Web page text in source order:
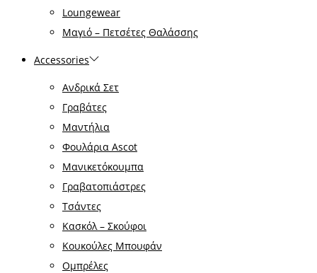
Loungewear
Μαγιό – Πετσέτες Θαλάσσης
Accessories
Ανδρικά Σετ
Γραβάτες
Μαντήλια
Φουλάρια Ascot
Μανικετόκουμπα
Γραβατοπιάστρες
Τσάντες
Κασκόλ – Σκούφοι
Κουκούλες Μπουφάν
Ομπρέλες